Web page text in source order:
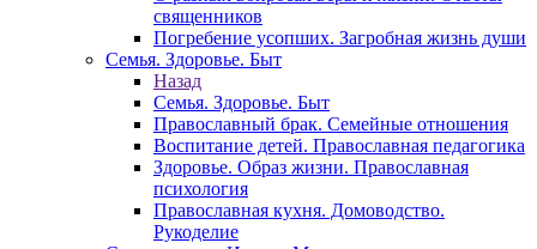
священников
Погребение усопших. Загробная жизнь души
Семья. Здоровье. Быт
Назад
Семья. Здоровье. Быт
Православный брак. Семейные отношения
Воспитание детей. Православная педагогика
Здоровье. Образ жизни. Православная
психология
Православная кухня. Домоводство.
Рукоделие